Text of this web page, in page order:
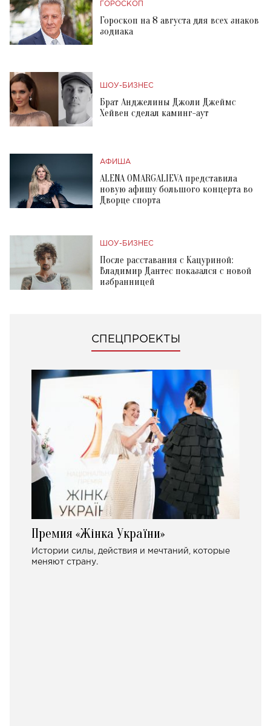
ГОРОСКОП
Гороскоп на 8 августа для всех знаков
зодиака
ШОУ-БИЗНЕС
Брат Анджелины Джоли Джеймс
Хейвен сделал каминг-аут
АФИША
ALENA OMARGALIEVA представила
новую афишу большого концерта во
Дворце спорта
ШОУ-БИЗНЕС
После расставания с Кацуриной:
Владимир Дантес показался с новой
избранницей
СПЕЦПРОЕКТЫ
Премия «Жінка України»
Истории силы, действия и мечтаний, которые
меняют страну.